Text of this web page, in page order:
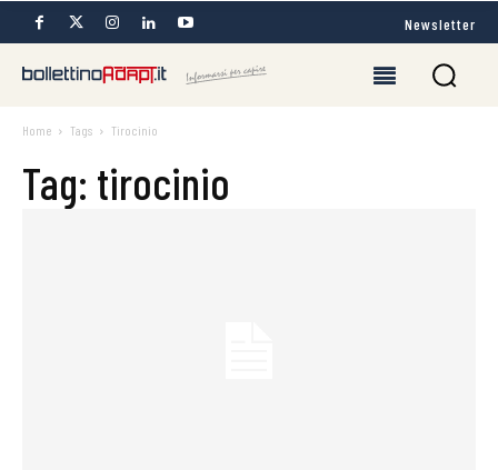
Newsletter
Home Tags Tirocinio
Tag: tirocinio